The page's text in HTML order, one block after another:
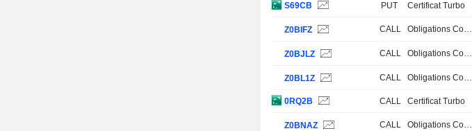
S69CB PUT Certificat Turbo
Z0BIFZ CALL Obligations Convertibles
Z0BJLZ CALL Obligations Convertibles
Z0BL1Z CALL Obligations Convertibles
0RQ2B CALL Certificat Turbo
Z0BNAZ CALL Obligations Convertibles